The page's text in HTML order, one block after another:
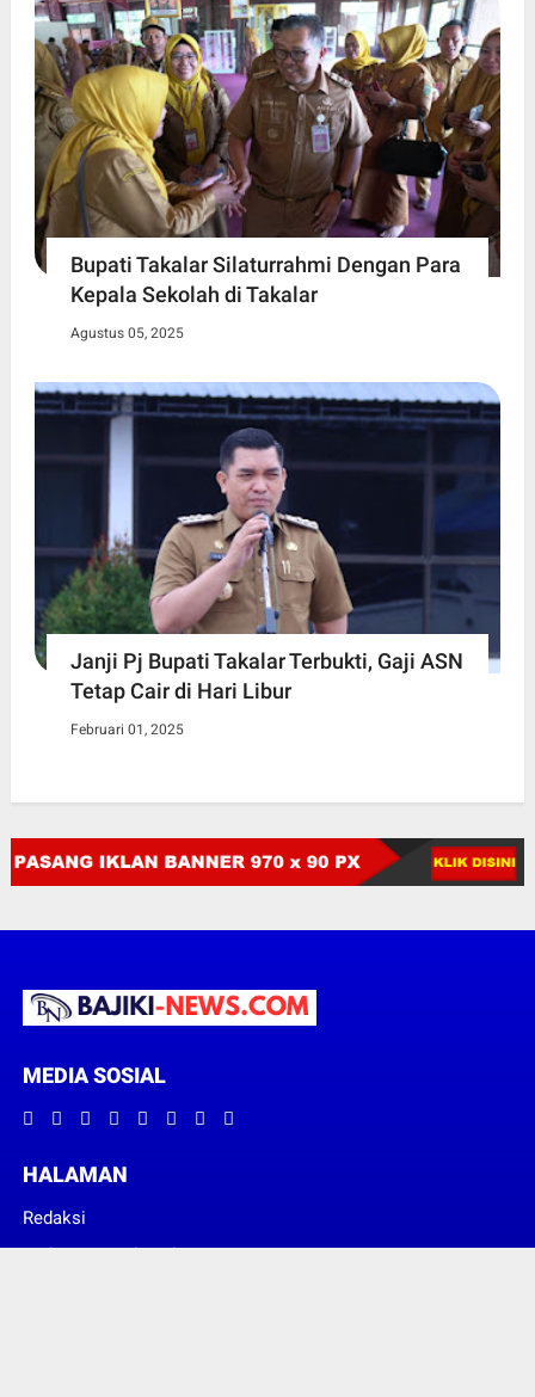
Bupati Takalar Silaturrahmi Dengan Para
Kepala Sekolah di Takalar
Agustus 05, 2025
Janji Pj Bupati Takalar Terbukti, Gaji ASN
Tetap Cair di Hari Libur
Februari 01, 2025
MEDIA SOSIAL
HALAMAN
Redaksi